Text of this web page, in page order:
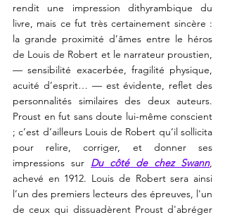
rendit une impression dithyrambique du
livre, mais ce fut très certainement sincère :
la grande proximité d’âmes entre le héros
de Louis de Robert et le narrateur proustien,
— sensibilité exacerbée, fragilité physique,
acuité d’esprit… — est évidente, reflet des
personnalités similaires des deux auteurs.
Proust en fut sans doute lui-même conscient
; c’est d’ailleurs Louis de Robert qu’il sollicita
pour relire, corriger, et donner ses
impressions sur Du côté de chez Swann,
achevé en 1912. Louis de Robert sera ainsi
l’un des premiers lecteurs des épreuves, l'un
de ceux qui dissuadèrent Proust d'abréger